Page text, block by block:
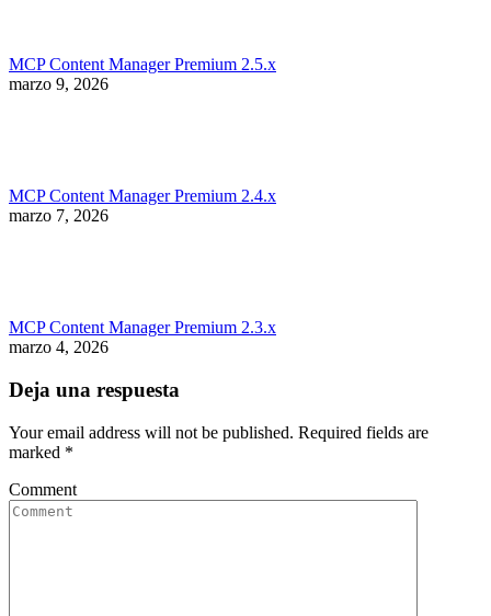
MCP Content Manager Premium 2.5.x
marzo 9, 2026
MCP Content Manager Premium 2.4.x
marzo 7, 2026
MCP Content Manager Premium 2.3.x
marzo 4, 2026
Deja una respuesta
Your email address will not be published. Required fields are
marked *
Comment